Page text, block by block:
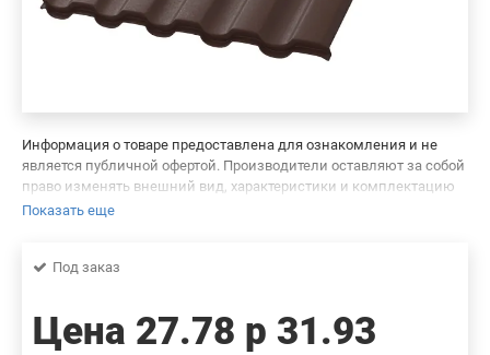
Информация о товаре предоставлена для ознакомления и не
является публичной офертой. Производители оставляют за собой
право изменять внешний вид, характеристики и комплектацию
товара, предварительно не уведомляя продавцов и потребителей.
фотографиях товара. Будем благодарны вам за сообщение об
Показать еще
Под заказ
Цена 27.78 р 31.93